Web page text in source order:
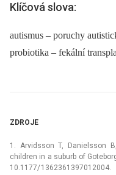
Klíčová slova:
autismus – poruchy
probiotika – fekální
ZDROJE
1. Arvidsson T, Danielsson
children in a suburb of
10.1177/ 1362361397012004.